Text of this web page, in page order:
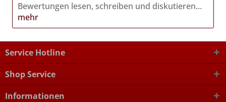
Bewertungen lesen, schreiben und diskutieren...
mehr
Service Hotline
Shop Service
Informationen